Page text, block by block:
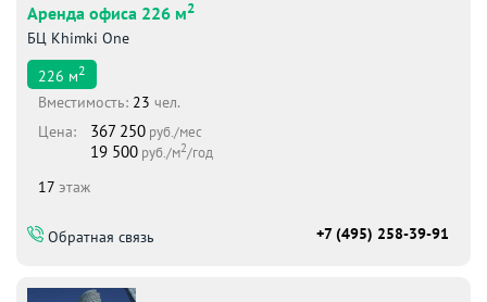
Аренда офиса 226 м2
БЦ Khimki One
226 м2
Вместимоcть: 23 чел.
Цена:
367 250 руб./мес
19 500 руб./м2/год
17 этаж
Обратная связь +7 (495) 258-39-91